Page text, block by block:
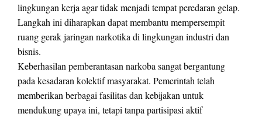
lingkungan kerja agar tidak menjadi tempat peredaran gelap.
Langkah ini diharapkan dapat membantu mempersempit
ruang gerak jaringan narkotika di lingkungan industri dan
bisnis.
Keberhasilan pemberantasan narkoba sangat bergantung
pada kesadaran kolektif masyarakat. Pemerintah telah
memberikan berbagai fasilitas dan kebijakan untuk
mendukung upaya ini, tetapi tanpa partisipasi aktif